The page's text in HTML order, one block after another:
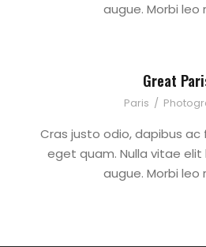
augue. Morbi leo
Great
Paris /
Cras justo odio, dapibus ac
eget quam. Nulla vitae
augue. Morbi leo